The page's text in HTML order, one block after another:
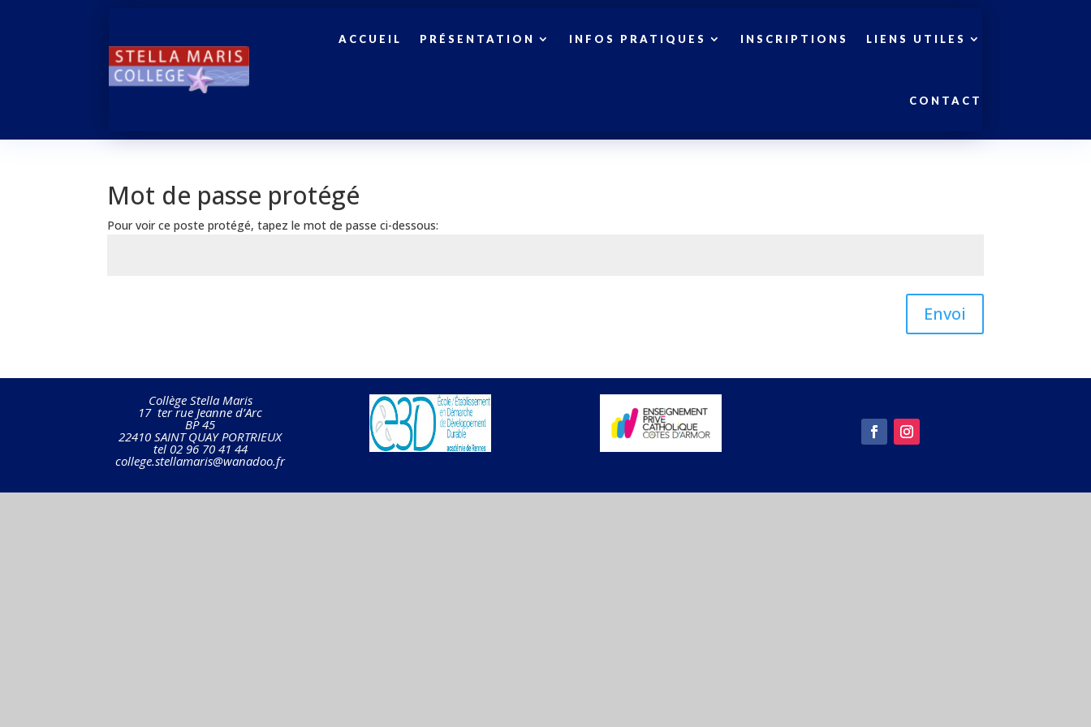
ACCUEIL PRÉSENTATION INFOS PRATIQUES INSCRIPTIONS LIENS UTILES
CONTACT
Mot de passe protégé
Pour voir ce poste protégé, tapez le mot de passe ci-dessous:
Envoi
Collège Stella Maris
17 ter rue Jeanne d’Arc
BP 45
22410 SAINT QUAY PORTRIEUX
tel 02 96 70 41 44
college.stellamaris@wanadoo.fr